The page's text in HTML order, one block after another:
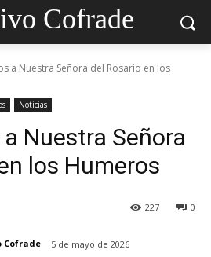
Cofrade
a Nuestra Señora del Rosario en los
Noticias
Nuestra Señora
los Humeros
Cofrade 5 de mayo de 2026
0
227